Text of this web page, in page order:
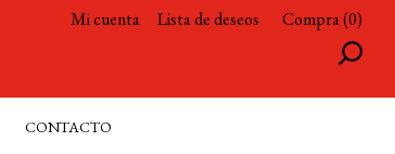
Mi cuenta Lista de deseos Compra (0)
CONTACTO